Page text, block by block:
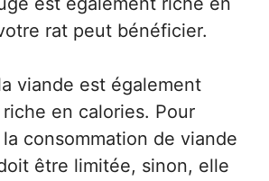
rat peut bénéficier.
viande est également
en calories. Pour
consommation de viande
être limitée, sinon, elle